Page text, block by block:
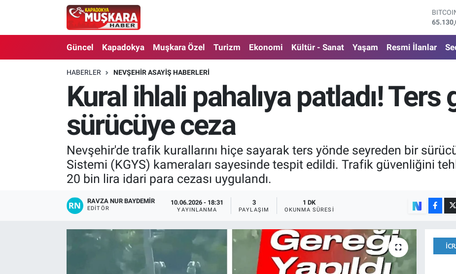
DOLAR
55,0265
13.887
Güncel Kapadokya Muşkara Özel Turizm Ekonomi Kültür - Sanat Yaşam Resmi İlanlar
HABERLER NEVŞEHIR ASAYIŞ HABERLERI
Kural ihlali pahalıya patladı! Ters
sürücüye ceza
Nevşehir'de trafik kurallarını hiçe sayarak ters yönde seyreden bir
Sistemi (KGYS) kameraları sayesinde tespit edildi. Trafik güvenliğini
20 bin lira idari para cezası uygulandı.
RAVZA NUR BAYDEMIR
EDITÖR
10.06.2026 - 18:31
YAYINLANMA
3
PAYLAŞIM
1 DK
OKUNMA SÜRESI
CANLI SEÇİM SONUÇLARI
Güncel
Kapadokya
Kültür - Sanat
Nevşehir Nöbetçi Eczaneler
Nevşehir Hava Durumu
Nevşehir Trafik Yoğunluk Haritası
Süper Lig Puan Durumu ve Fikstür
Tüm Manşetler
Son Dakika Haberleri